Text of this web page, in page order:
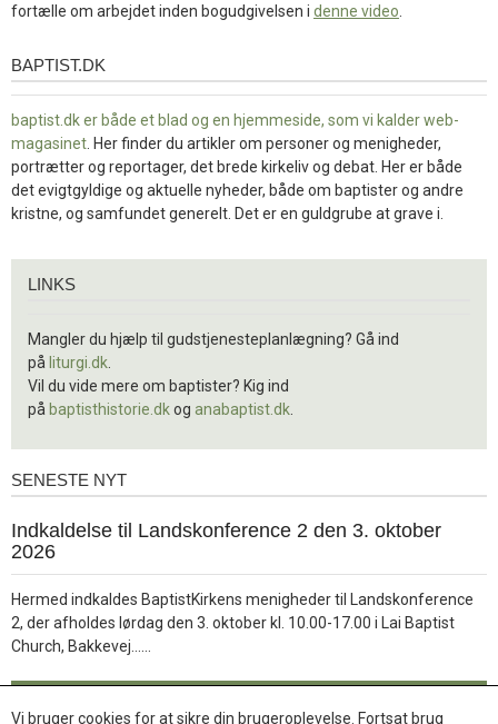
fortælle om arbejdet inden bogudgivelsen i denne video
baptist.dk
BAPTIST.DK
baptist.dk er både et blad og en hjemmeside, som vi kalder web-
magasinet . Her finder du artikler om personer og menigheder,
portrætter og reportager, det brede kirkeliv og debat. Her er både
det evigtgyldige og aktuelle nyheder, både om baptister og andre
kristne, og samfundet generelt. Det er en guldgrube at grave i.
LINKS
Mangler du hjælp til gudstjenesteplanlægning? Gå ind
på liturgi.dk
Vil du vide mere om baptister? Kig ind
på baptisthistorie.dkog anabaptist.dk
Seneste
SENESTE NYT
jul.
Indkaldelse til Landskonference 2 den 3. oktober
2026
Hermed indkaldes BaptistKirkens menigheder til Landskonference
2, der afholdes lørdag den 3. oktober kl. 10.00-17.00 i Lai Baptist
Church, Bakkevej……
Læs mere
Vi bruger cookies for at sikre din brugeroplevelse. Fortsat brug